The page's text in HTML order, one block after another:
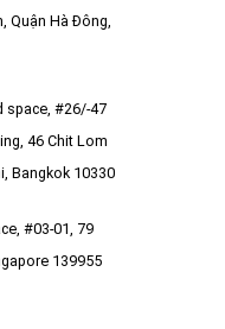
Quận Hà Đông,
space, #26/-47
46 Chit Lom
Bangkok 10330
#03-01, 79
139955